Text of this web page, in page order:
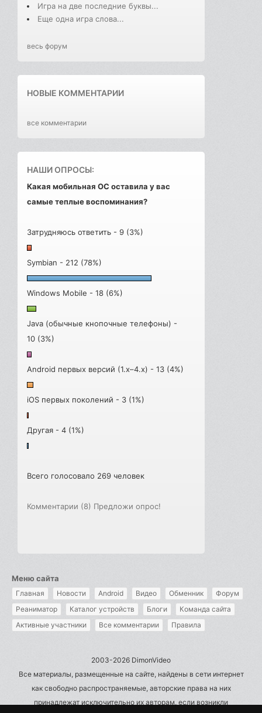
Игра на две последние буквы...
Еще одна игра слова...
весь форум
НОВЫЕ КОММЕНТАРИИ
все комментарии
НАШИ ОПРОСЫ:
Какая мобильная ОС оставила у вас
самые теплые воспоминания?
Затрудняюсь ответить - 9 (3%)
Symbian - 212 (78%)
Windows Mobile - 18 (6%)
Java (обычные кнопочные телефоны) -
10 (3%)
Android первых версий (1.x–4.x) - 13 (4%)
iOS первых поколений - 3 (1%)
Другая - 4 (1%)
Всего голосовало 269 человек
Комментарии (8) Предложи опрос!
Меню сайта
Главная Новости Android Видео Обменник
Форум
Реаниматор
Каталог устройств Блоги
Команда сайта
Активные участники
Все комментарии Правила
2003-2026 DimonVideo
Все материалы, размещенные на сайте, найдены в сети интернет
как свободно распространяемые, авторские права на них
принадлежат исключительно их авторам, если возникли